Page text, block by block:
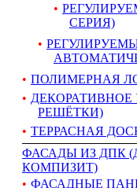
СЕРИЯ)
ПОЛИМЕРНАЯ
РЕШЁТКИ)
ТЕРРАСНАЯ
ФАСАДЫ ИЗ ДПК
КОМПИЗИТ)
ФАСАДНЫЕ